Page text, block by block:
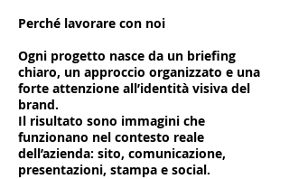
Perché lavorare con noi
Ogni progetto nasce da un briefing
chiaro, un approccio organizzato e una
forte attenzione all’identità visiva del
brand.
Il risultato sono immagini che
funzionano nel contesto reale
dell’azienda: sito, comunicazione,
presentazioni, stampa e social.